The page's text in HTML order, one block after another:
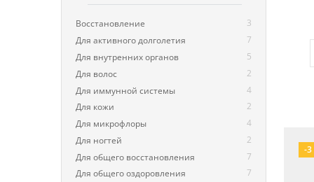
Восстановление
3
Для активного долголетия
7
Для внутренних органов
5
Для волос
2
Для иммунной системы
4
Для кожи
2
Для микрофлоры
4
Для ногтей
2
Для общего восстановления
7
Для общего оздоровления
7
-3